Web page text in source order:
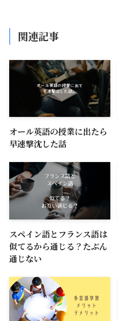
関連記事
オール英語の授業に出たら
早速撃沈した話
スペイン語とフランス語は
似てるから通じる？たぶん
通じない